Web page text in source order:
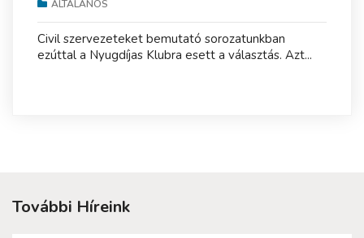
ÁLTALÁNOS
Civil szervezeteket bemutató sorozatunkban
ezúttal a Nyugdíjas Klubra esett a választás. Azt...
További Híreink